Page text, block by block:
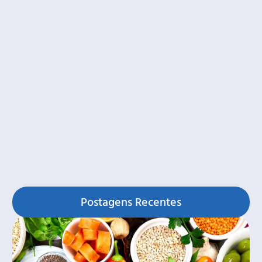
Postagens Recentes